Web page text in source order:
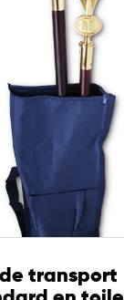
de transport